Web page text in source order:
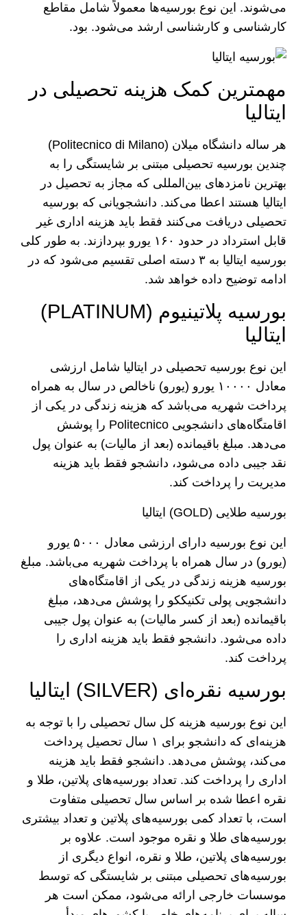
می‌شوند. این نوع بورسیه‌ها معمولاً شامل مقاطع
کارشناسی و کارشناسی ارشد می‌شود. بود.
مهمترین کمک هزینه تحصیلی در
ایتالیا
هر ساله دانشگاه میلان (Politecnico di Milano)
چندین بورسیه تحصیلی مبتنی بر شایستگی را به
بهترین نامزد‌های بین‌المللی که مجاز به تحصیل در
ایتالیا هستند اعطا می‌کند. دانشجویانی که بورسیه
تحصیلی دریافت می‌کنند فقط باید هزینه اداری غیر
قابل استرداد در حدود ۱۶۰ یورو بپردازند. به طور کلی
بورسیه ایتالیا به ۳ دسته اصلی تقسیم می‌شود که در
ادامه توضیح داده خواهد شد.
بورسیه پلاتینیوم (PLATINUM)
ایتالیا
این نوع بورسیه تحصیلی در ایتالیا شامل ارزشی
معادل ۱۰۰۰۰ یورو (یورو) ناخالص در سال به همراه
پرداخت شهریه می‌باشد که هزینه زندگی در یکی از
اقامتگاه‌های دانشجویی Politecnico را پوشش
می‌دهد. مبلغ باقیمانده (بعد از مالیات) به عنوان پول
نقد جیبی داده می‌شود، دانشجو فقط باید هزینه
مدیریت را پرداخت کند.
بورسیه طلایی (GOLD) ایتالیا
این نوع بورسیه دارای ارزشی معادل ۵۰۰۰ یورو
(یورو) در سال همراه با پرداخت شهریه می‌باشد. مبلغ
بورسیه هزینه زندگی در یکی از اقامتگاه‌های
دانشجویی پولی تکنیککو را پوشش می‌دهد، مبلغ
باقیمانده (بعد از کسر مالیات) به عنوان پول جیبی
داده می‌شود. دانشجو فقط باید هزینه اداری را
پرداخت کند.
بورسیه نقره‌ای (SILVER) ایتالیا
این نوع بورسیه هزینه کل سال تحصیلی را با توجه به
هزینه‌ای که دانشجو برای ۱ سال تحصیل پرداخت
می‌کند، پوشش می‌دهد. دانشجو فقط باید هزینه
اداری را پرداخت کند. تعداد بورسیه‌های پلاتین، طلا و
نقره اعطا شده بر اساس سال تحصیلی متفاوت
است، با تعداد کمی بورسیه‌های پلاتین و تعداد بیشتری
بورسیه‌های طلا و نقره موجود است. علاوه بر
بورسیه‌های پلاتین، طلا و نقره، انواع دیگری از
بورسیه‌های تحصیلی مبتنی بر شایستگی که توسط
موسسات خارجی ارائه می‌شود، ممکن است هر